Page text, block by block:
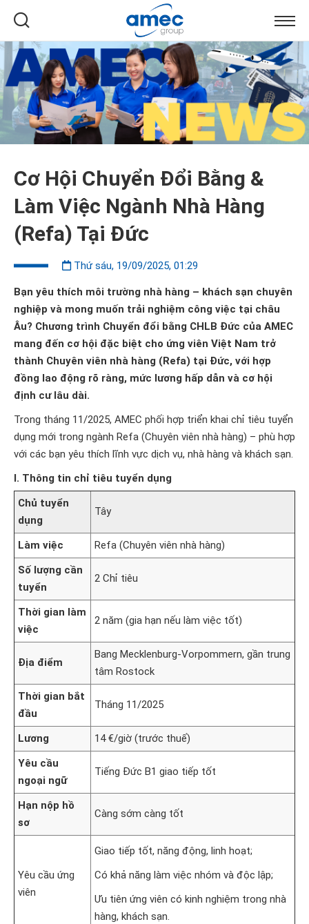
Cơ Hội Chuyển Đổi Bằng &
Làm Việc Ngành Nhà Hàng
(Refa) Tại Đức
Thứ sáu, 19/09/2025, 01:29
Bạn yêu thích môi trường nhà hàng – khách sạn chuyên
nghiệp và mong muốn trải nghiệm công việc tại châu
Âu? Chương trình Chuyển đổi bằng CHLB Đức của AMEC
mang đến cơ hội đặc biệt cho ứng viên Việt Nam trở
thành Chuyên viên nhà hàng (Refa) tại Đức, với hợp
đồng lao động rõ ràng, mức lương hấp dẫn và cơ hội
định cư lâu dài.
Trong tháng 11/2025, AMEC phối hợp triển khai chỉ tiêu tuyển
dụng mới trong ngành Refa (Chuyên viên nhà hàng) – phù hợp
với các bạn yêu thích lĩnh vực dịch vụ, nhà hàng và khách sạn.
I. Thông tin chỉ tiêu tuyển dụng
Chủ tuyển
dụng
Tây
Làm việc
Refa (Chuyên viên nhà hàng)
Số lượng cần
tuyển
2 Chỉ tiêu
Thời gian làm
việc
2 năm (gia hạn nếu làm việc tốt)
Địa điểm
Bang Mecklenburg-Vorpommern, gần trung
tâm Rostock
Thời gian bắt
đầu
Tháng 11/2025
Lương
14 €/giờ (trước thuế)
Yêu cầu
ngoại ngữ
Tiếng Đức B1 giao tiếp tốt
Hạn nộp hồ
sơ
Càng sớm càng tốt
Yêu cầu ứng
viên
Giao tiếp tốt, năng động, linh hoạt;
Có khả năng làm việc nhóm và độc lập;
Ưu tiên ứng viên có kinh nghiệm trong nhà
hàng, khách sạn.